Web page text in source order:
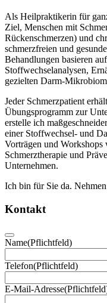
Als Heilpraktikerin für
Ziel, Menschen mit
Rückenschmerzen) und
schmerzfreien und
Behandlungen basieren
Stoffwechselanalysen,
gezielten Darm-
Jeder Schmerzpatient
Übungsprogramm zur
erstelle ich
einer Stoffwechsel- und
Vorträgen und Workshops
Schmerztherapie und
Unternehmen.
Ich bin für Sie da.
Kontakt
Name(Pflichtfeld)
Telefon(Pflichtfeld)
E-Mail-Adresse